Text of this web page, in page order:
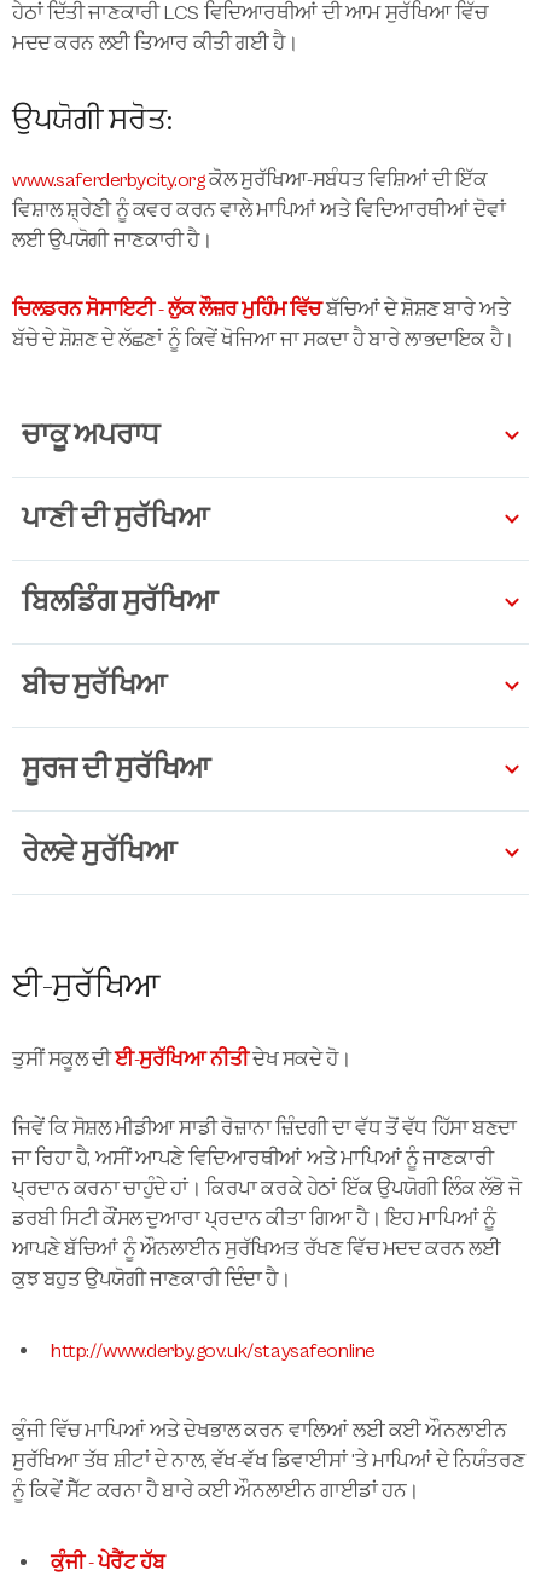
ਹੇਠਾਂ ਦਿੱਤੀ ਜਾਣਕਾਰੀ LCS ਵਿਦਿਆਰਥੀਆਂ ਦੀ ਆਮ ਸੁਰੱਖਿਆ ਵਿੱਚ
ਮਦਦ ਕਰਨ ਲਈ ਤਿਆਰ ਕੀਤੀ ਗਈ ਹੈ।
ਉਪਯੋਗੀ ਸਰੋਤ:
www.saferderbycity.orgਕੋਲ ਸੁਰੱਖਿਆ-ਸਬੰਧਤ ਵਿਸ਼ਿਆਂ ਦੀ ਇੱਕ
ਵਿਸ਼ਾਲ ਸ਼੍ਰੇਣੀ ਨੂੰ ਕਵਰ ਕਰਨ ਵਾਲੇ ਮਾਪਿਆਂ ਅਤੇ ਵਿਦਿਆਰਥੀਆਂ ਦੋਵਾਂ
ਲਈ ਉਪਯੋਗੀ ਜਾਣਕਾਰੀ ਹੈ।
ਚਿਲਡਰਨ ਸੋਸਾਇਟੀ - ਲੁੱਕ ਲੌਜ਼ਰ ਮੁਹਿੰਮ ਵਿੱਚਬੱਚਿਆਂ ਦੇ ਸ਼ੋਸ਼ਣ ਬਾਰੇ ਅਤੇ
ਬੱਚੇ ਦੇ ਸ਼ੋਸ਼ਣ ਦੇ ਲੱਛਣਾਂ ਨੂੰ ਕਿਵੇਂ ਖੋਜਿਆ ਜਾ ਸਕਦਾ ਹੈ ਬਾਰੇ ਲਾਭਦਾਇਕ ਹੈ।
ਚਾਕੂ ਅਪਰਾਧ
ਪਾਣੀ ਦੀ ਸੁਰੱਖਿਆ
ਬਿਲਡਿੰਗ ਸੁਰੱਖਿਆ
ਬੀਚ ਸੁਰੱਖਿਆ
ਸੂਰਜ ਦੀ ਸੁਰੱਖਿਆ
ਰੇਲਵੇ ਸੁਰੱਖਿਆ
ਈ-ਸੁਰੱਖਿਆ
ਤੁਸੀਂ ਸਕੂਲ ਦੀਈ-ਸੁਰੱਖਿਆ ਨੀਤੀਦੇਖ ਸਕਦੇ ਹੋ।
ਜਿਵੇਂ ਕਿ ਸੋਸ਼ਲ ਮੀਡੀਆ ਸਾਡੀ ਰੋਜ਼ਾਨਾ ਜ਼ਿੰਦਗੀ ਦਾ ਵੱਧ ਤੋਂ ਵੱਧ ਹਿੱਸਾ ਬਣਦਾ
ਜਾ ਰਿਹਾ ਹੈ, ਅਸੀਂ ਆਪਣੇ ਵਿਦਿਆਰਥੀਆਂ ਅਤੇ ਮਾਪਿਆਂ ਨੂੰ ਜਾਣਕਾਰੀ
ਪ੍ਰਦਾਨ ਕਰਨਾ ਚਾਹੁੰਦੇ ਹਾਂ। ਕਿਰਪਾ ਕਰਕੇ ਹੇਠਾਂ ਇੱਕ ਉਪਯੋਗੀ ਲਿੰਕ ਲੱਭੋ ਜੋ
ਡਰਬੀ ਸਿਟੀ ਕੌਂਸਲ ਦੁਆਰਾ ਪ੍ਰਦਾਨ ਕੀਤਾ ਗਿਆ ਹੈ। ਇਹ ਮਾਪਿਆਂ ਨੂੰ
ਆਪਣੇ ਬੱਚਿਆਂ ਨੂੰ ਔਨਲਾਈਨ ਸੁਰੱਖਿਅਤ ਰੱਖਣ ਵਿੱਚ ਮਦਦ ਕਰਨ ਲਈ
ਕੁਝ ਬਹੁਤ ਉਪਯੋਗੀ ਜਾਣਕਾਰੀ ਦਿੰਦਾ ਹੈ।
http://www.derby.gov.uk/staysafeonline
ਕੁੰਜੀ ਵਿੱਚ ਮਾਪਿਆਂ ਅਤੇ ਦੇਖਭਾਲ ਕਰਨ ਵਾਲਿਆਂ ਲਈ ਕਈ ਔਨਲਾਈਨ
ਸੁਰੱਖਿਆ ਤੱਥ ਸ਼ੀਟਾਂ ਦੇ ਨਾਲ, ਵੱਖ-ਵੱਖ ਡਿਵਾਈਸਾਂ 'ਤੇ ਮਾਪਿਆਂ ਦੇ ਨਿਯੰਤਰਣ
ਨੂੰ ਕਿਵੇਂ ਸੈੱਟ ਕਰਨਾ ਹੈ ਬਾਰੇ ਕਈ ਔਨਲਾਈਨ ਗਾਈਡਾਂ ਹਨ।
ਕੁੰਜੀ - ਪੇਰੈਂਟ ਹੱਬ